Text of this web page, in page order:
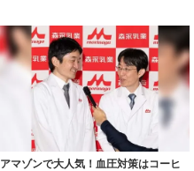
アマゾンで大人気！血圧対策はコーヒ